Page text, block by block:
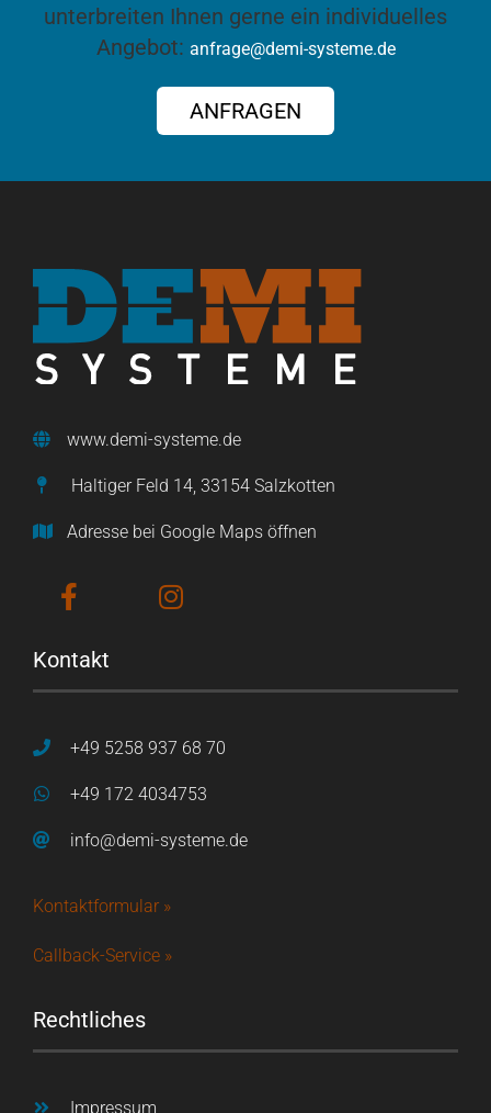
unterbreiten Ihnen gerne ein individuelles
Angebot: anfrage@demi-systeme.de
ANFRAGEN
www.demi-systeme.de
Haltiger Feld 14, 33154 Salzkotten
Adresse bei Google Maps öffnen
Kontakt
+49 5258 937 68 70
+49 172 4034753
info@demi-systeme.de
Kontaktformular »
Callback-Service »
Rechtliches
Impressum